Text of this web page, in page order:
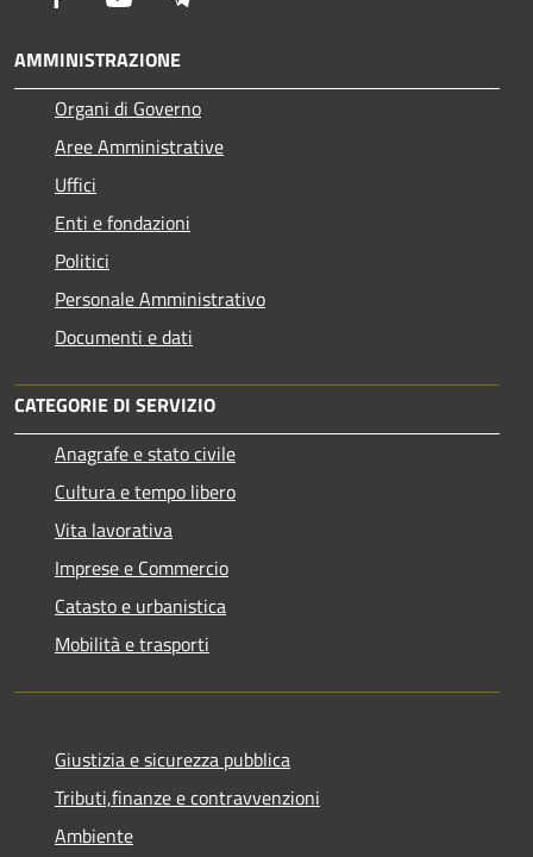
AMMINISTRAZIONE
Organi di Governo
Aree Amministrative
Uffici
Enti e fondazioni
Politici
Personale Amministrativo
Documenti e dati
CATEGORIE DI SERVIZIO
Anagrafe e stato civile
Cultura e tempo libero
Vita lavorativa
Imprese e Commercio
Catasto e urbanistica
Mobilità e trasporti
Giustizia e sicurezza pubblica
Tributi,finanze e contravvenzioni
Ambiente